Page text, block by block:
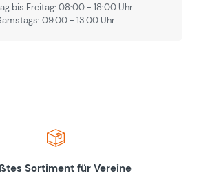
bis Freitag: 08:00 - 18:00 Uhr
09.00 - 13.00 Uhr
Sortiment für Vereine